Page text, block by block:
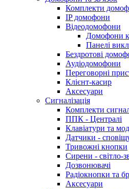
Комплекти
IP домофони
Відеодомофони
Домофони
Панелі
Бездротові
Аудіодомофони
Переговорні
Клієнт-касир
Аксесуари
Сигналізація
Комплекти
ППК - Централі
Клавіатури та
Датчики -
Тривожні кнопки
Сирени - світло-
Дозвонювачі
Радіокнопки та
Аксесуари